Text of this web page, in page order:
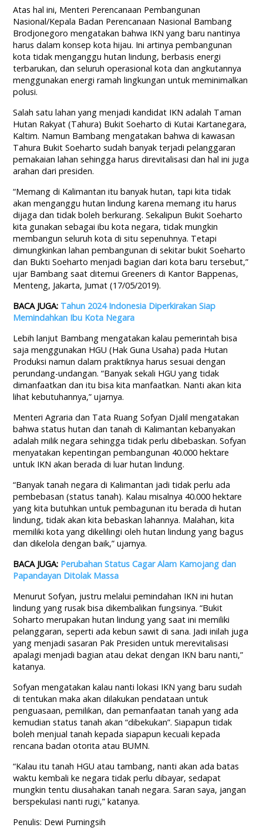
Atas hal ini, Menteri Perencanaan Pembangunan
Nasional/Kepala Badan Perencanaan Nasional Bambang
Brodjonegoro mengatakan bahwa IKN yang baru nantinya
harus dalam konsep kota hijau. Ini artinya pembangunan
kota tidak menganggu hutan lindung, berbasis energi
terbarukan, dan seluruh operasional kota dan angkutannya
menggunakan energi ramah lingkungan untuk meminimalkan
polusi.
Salah satu lahan yang menjadi kandidat IKN adalah Taman
Hutan Rakyat (Tahura) Bukit Soeharto di Kutai Kartanegara,
Kaltim. Namun Bambang mengatakan bahwa di kawasan
Tahura Bukit Soeharto sudah banyak terjadi pelanggaran
pemakaian lahan sehingga harus direvitalisasi dan hal ini juga
arahan dari presiden.
“Memang di Kalimantan itu banyak hutan, tapi kita tidak
akan menganggu hutan lindung karena memang itu harus
dijaga dan tidak boleh berkurang. Sekalipun Bukit Soeharto
kita gunakan sebagai ibu kota negara, tidak mungkin
membangun seluruh kota di situ sepenuhnya. Tetapi
dimungkinkan lahan pembangunan di sekitar bukit Soeharto
dan Bukti Soeharto menjadi bagian dari kota baru tersebut,”
ujar Bambang saat ditemui Greeners di Kantor Bappenas,
Menteng, Jakarta, Jumat (17/05/2019).
BACA JUGA: Tahun 2024 Indonesia Diperkirakan Siap
Memindahkan Ibu Kota Negara
Lebih lanjut Bambang mengatakan kalau pemerintah bisa
saja menggunakan HGU (Hak Guna Usaha) pada Hutan
Produksi namun dalam praktiknya harus sesuai dengan
perundang-undangan. “Banyak sekali HGU yang tidak
dimanfaatkan dan itu bisa kita manfaatkan. Nanti akan kita
lihat kebutuhannya,” ujarnya.
Menteri Agraria dan Tata Ruang Sofyan Djalil mengatakan
bahwa status hutan dan tanah di Kalimantan kebanyakan
adalah milik negara sehingga tidak perlu dibebaskan. Sofyan
menyatakan kepentingan pembangunan 40.000 hektare
untuk IKN akan berada di luar hutan lindung.
“Banyak tanah negara di Kalimantan jadi tidak perlu ada
pembebasan (status tanah). Kalau misalnya 40.000 hektare
yang kita butuhkan untuk pembagunan itu berada di hutan
lindung, tidak akan kita bebaskan lahannya. Malahan, kita
memiliki kota yang dikelilingi oleh hutan lindung yang bagus
dan dikelola dengan baik,” ujarnya.
BACA JUGA: Perubahan Status Cagar Alam Kamojang dan
Papandayan Ditolak Massa
Menurut Sofyan, justru melalui pemindahan IKN ini hutan
lindung yang rusak bisa dikembalikan fungsinya. “Bukit
Soharto merupakan hutan lindung yang saat ini memiliki
pelanggaran, seperti ada kebun sawit di sana. Jadi inilah juga
yang menjadi sasaran Pak Presiden untuk merevitalisasi
apalagi menjadi bagian atau dekat dengan IKN baru nanti,”
katanya.
Sofyan mengatakan kalau nanti lokasi IKN yang baru sudah
di tentukan maka akan dilakukan pendataan untuk
penguasaan, pemilikan, dan pemanfaatan tanah yang ada
kemudian status tanah akan “dibekukan”. Siapapun tidak
boleh menjual tanah kepada siapapun kecuali kepada
rencana badan otorita atau BUMN.
“Kalau itu tanah HGU atau tambang, nanti akan ada batas
waktu kembali ke negara tidak perlu dibayar, sedapat
mungkin tentu diusahakan tanah negara. Saran saya, jangan
berspekulasi nanti rugi,” katanya.
Penulis: Dewi Purningsih